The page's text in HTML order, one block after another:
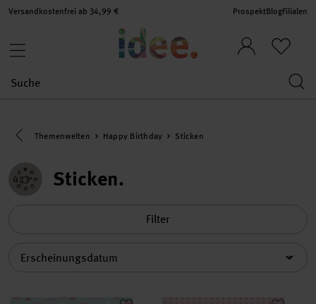
Versandkostenfrei ab 34,99 € ProspektBlogFilialen
Eine Kategorie zurück navigieren
Themenwelten Happy Birthday Sticken
Sticken
Filter
Jerseystoff Happy Baby Wolken mint 72x100cm
Jerseystoff Happy Baby